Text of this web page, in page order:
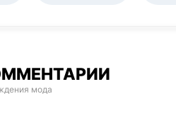
мода